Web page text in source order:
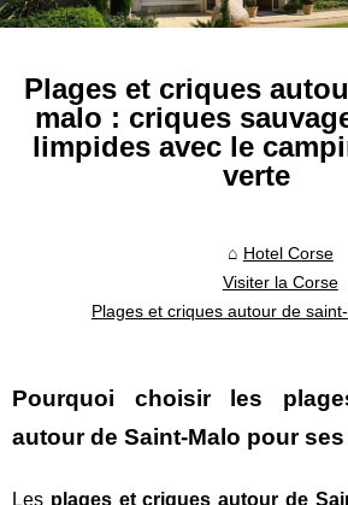
Plages et criques
malo : criques
limpides avec le
verte
Hotel Corse
Visiter la Corse
Plages et criques autour de
Pourquoi choisir les
autour de Saint-Malo pour
Les plages et criques autour de